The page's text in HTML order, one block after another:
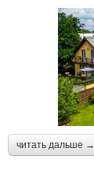
читать дальше →